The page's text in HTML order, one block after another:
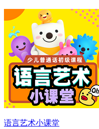
语言艺术小课堂